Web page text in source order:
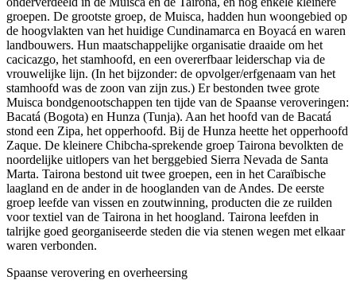
groepen. De grootste groep, de Muisca, hadden hun woongebied op
de hoogvlakten van het huidige Cundinamarca en Boyacá en waren
landbouwers. Hun maatschappelijke organisatie draaide om het
cacicazgo, het stamhoofd, en een overerfbaar leiderschap via de
vrouwelijke lijn. (In het bijzonder: de opvolger/erfgenaam van het
stamhoofd was de zoon van zijn zus.) Er bestonden twee grote
Muisca bondgenootschappen ten tijde van de Spaanse veroveringen:
Bacatá (Bogota) en Hunza (Tunja). Aan het hoofd van de Bacatá
stond een Zipa, het opperhoofd. Bij de Hunza heette het opperhoofd
Zaque. De kleinere Chibcha-sprekende groep Tairona bevolkten de
noordelijke uitlopers van het berggebied Sierra Nevada de Santa
Marta. Tairona bestond uit twee groepen, een in het Caraïbische
laagland en de ander in de hooglanden van de Andes. De eerste
groep leefde van vissen en zoutwinning, producten die ze ruilden
voor textiel van de Tairona in het hoogland. Tairona leefden in
talrijke goed georganiseerde steden die via stenen wegen met elkaar
waren verbonden.
Spaanse verovering en overheersing